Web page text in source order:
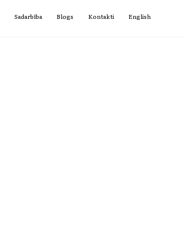
Sadarbība Blogs Kontakti English